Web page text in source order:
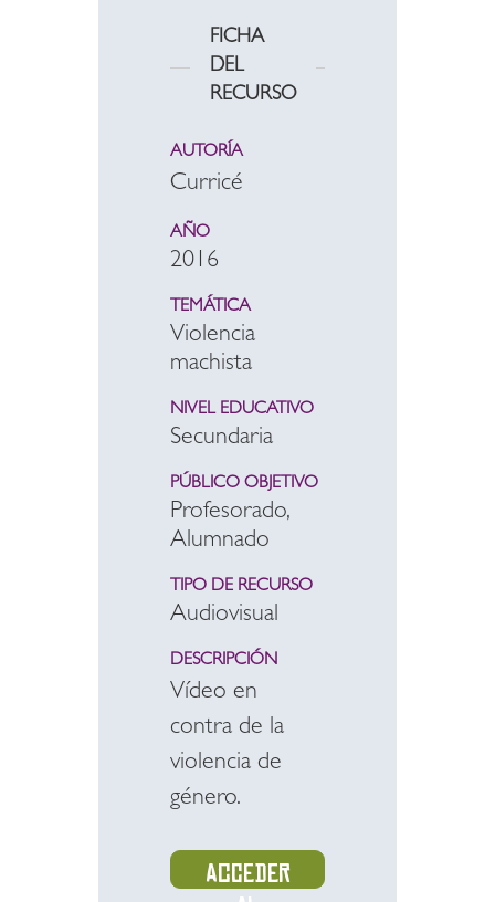
FICHA
DEL
RECURSO
AUTORÍA
Curricé
AÑO
2016
TEMÁTICA
Violencia
machista
NIVEL EDUCATIVO
Secundaria
PÚBLICO OBJETIVO
Profesorado,
Alumnado
TIPO DE RECURSO
Audiovisual
DESCRIPCIÓN
Vídeo en
contra de la
violencia de
género.
Acceder